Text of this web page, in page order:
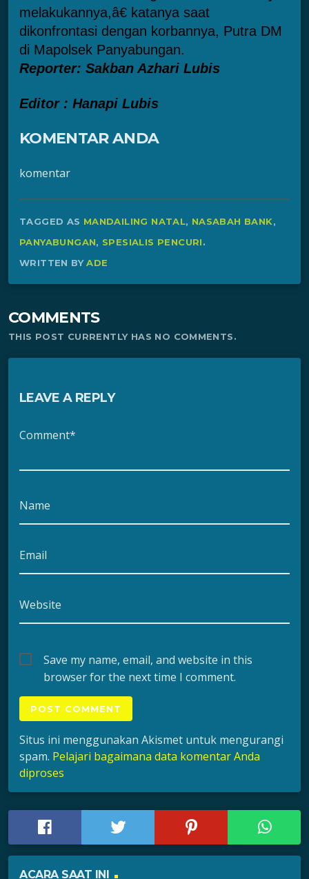
melakukannya,â€ katanya saat
dikonfrontasi dengan korbannya, Putra DM
di Mapolsek Panyabungan.
Reporter: Sakban Azhari Lubis
Editor : Hanapi Lubis
KOMENTAR ANDA
komentar
TAGGED AS MANDAILING NATAL, NASABAH BANK,
PANYABUNGAN, SPESIALIS PENCURI.
WRITTEN BYADE
COMMENTS
THIS POST CURRENTLY HAS NO COMMENTS.
LEAVE A REPLY
Comment*
Name
Email
Website
Save my name, email, and website in this
browser for the next time I comment.
Situs ini menggunakan Akismet untuk mengurangi
spam. Pelajari bagaimana data komentar Anda
diproses
ACARA SAAT INI